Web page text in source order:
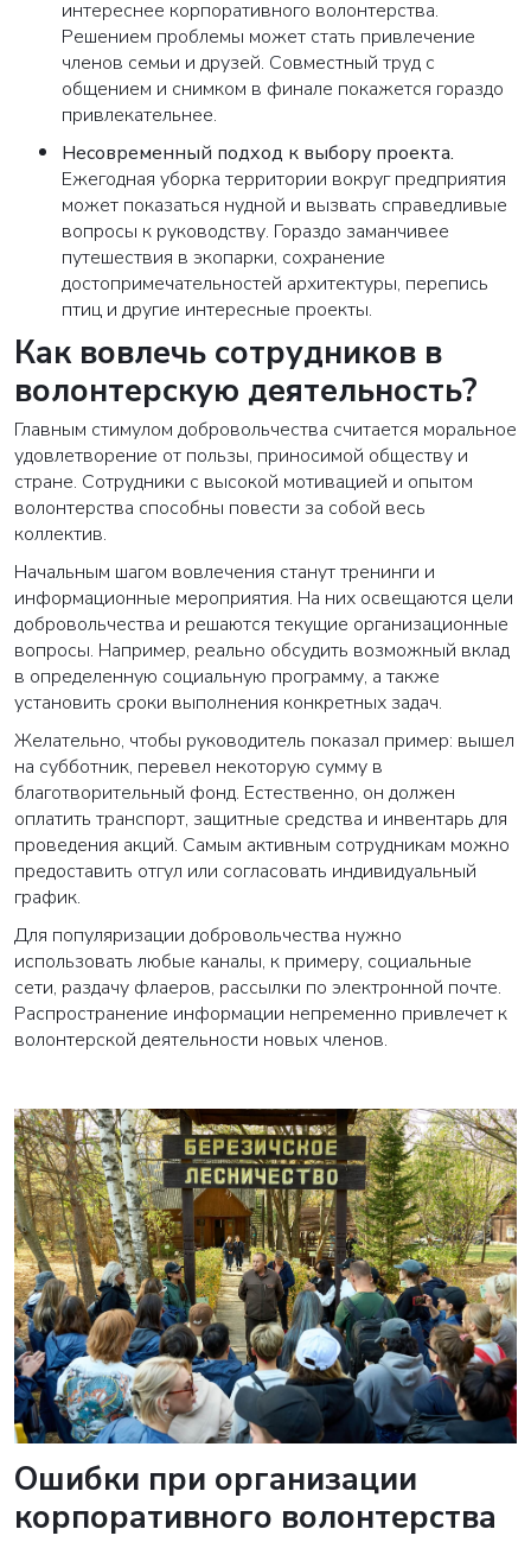
интереснее корпоративного волонтерства.
Решением проблемы может стать привлечение
членов семьи и друзей. Совместный труд с
общением и снимком в финале покажется гораздо
привлекательнее.
Несовременный подход к выбору проекта.
Ежегодная уборка территории вокруг предприятия
может показаться нудной и вызвать справедливые
вопросы к руководству. Гораздо заманчивее
путешествия в экопарки, сохранение
достопримечательностей архитектуры, перепись
птиц и другие интересные проекты.
Как вовлечь сотрудников в
волонтерскую деятельность?
Главным стимулом добровольчества считается моральное
удовлетворение от пользы, приносимой обществу и
стране. Сотрудники с высокой мотивацией и опытом
волонтерства способны повести за собой весь
коллектив.
Начальным шагом вовлечения станут тренинги и
информационные мероприятия. На них освещаются цели
добровольчества и решаются текущие организационные
вопросы. Например, реально обсудить возможный вклад
в определенную социальную программу, а также
установить сроки выполнения конкретных задач.
Желательно, чтобы руководитель показал пример: вышел
на субботник, перевел некоторую сумму в
благотворительный фонд. Естественно, он должен
оплатить транспорт, защитные средства и инвентарь для
проведения акций. Самым активным сотрудникам можно
предоставить отгул или согласовать индивидуальный
график.
Для популяризации добровольчества нужно
использовать любые каналы, к примеру, социальные
сети, раздачу флаеров, рассылки по электронной почте.
Распространение информации непременно привлечет к
волонтерской деятельности новых членов.
Ошибки при организации
корпоративного волонтерства